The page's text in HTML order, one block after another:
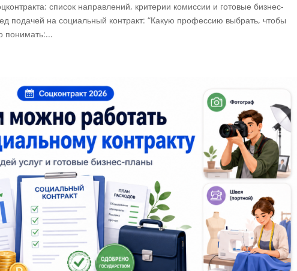
список направлений, критерии комиссии и готовые бизнес-
подачей на социальный контракт: “Какую профессию выбрать, чтобы
понимать:...